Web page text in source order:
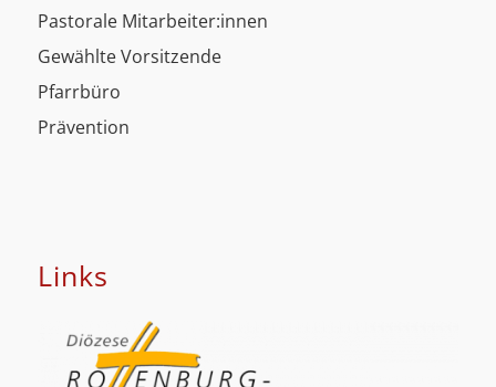
Pastorale Mitarbeiter:innen
Gewählte Vorsitzende
Pfarrbüro
Prävention
Links